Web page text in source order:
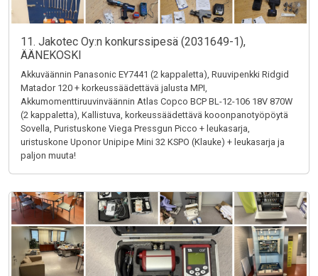
11. Jakotec Oy:n konkurssipesä (2031649-1),
ÄÄNEKOSKI
Akkuväännin Panasonic EY7441 (2 kappaletta), Ruuvipenkki Ridgid
Matador 120 + korkeussäädettävä jalusta MPI,
Akkumomenttiruuvinväännin Atlas Copco BCP BL-12-106 18V 870W
(2 kappaletta), Kallistuva, korkeussäädettävä kooonpanotyöpöytä
Sovella, Puristuskone Viega Pressgun Picco + leukasarja,
uristuskone Uponor Unipipe Mini 32 KSPO (Klauke) + leukasarja ja
paljon muuta!